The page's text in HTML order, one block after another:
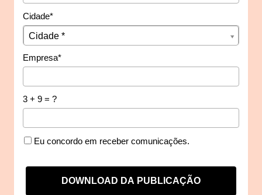
Cidade*
Cidade *
Cidade*
Empresa*
3 + 9 = ?
Eu concordo em receber comunicações.
DOWNLOAD DA PUBLICAÇÃO